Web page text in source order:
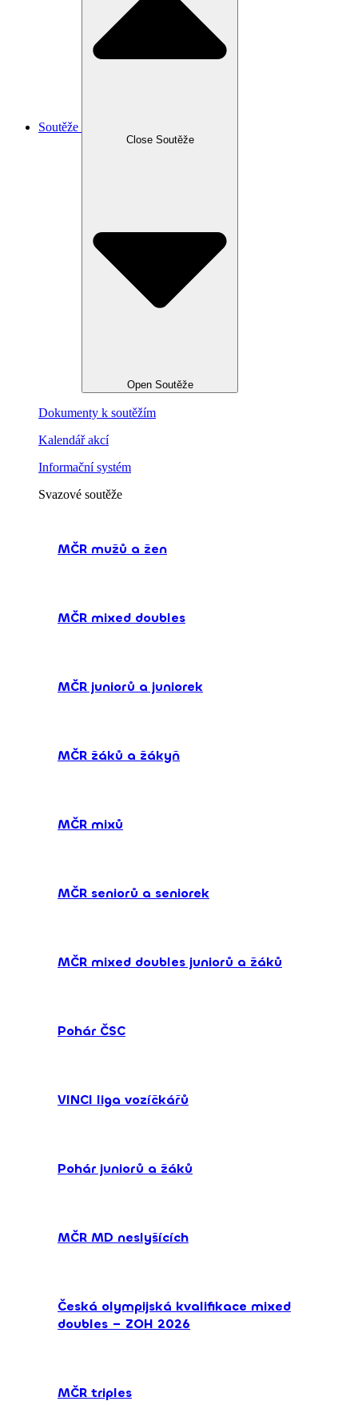
Soutěže
Close Soutěže
Open Soutěže
Dokumenty k soutěžím
Kalendář akcí
Informační systém
Svazové soutěže
MČR mužů a žen
MČR mixed doubles
MČR juniorů a juniorek
MČR žáků a žákyň
MČR mixů
MČR seniorů a seniorek
MČR mixed doubles juniorů a žáků
Pohár ČSC
VINCI liga vozíčkářů
Pohár juniorů a žáků
MČR MD neslyšících
Česká olympijská kvalifikace mixed
doubles – ZOH 2026
MČR triples